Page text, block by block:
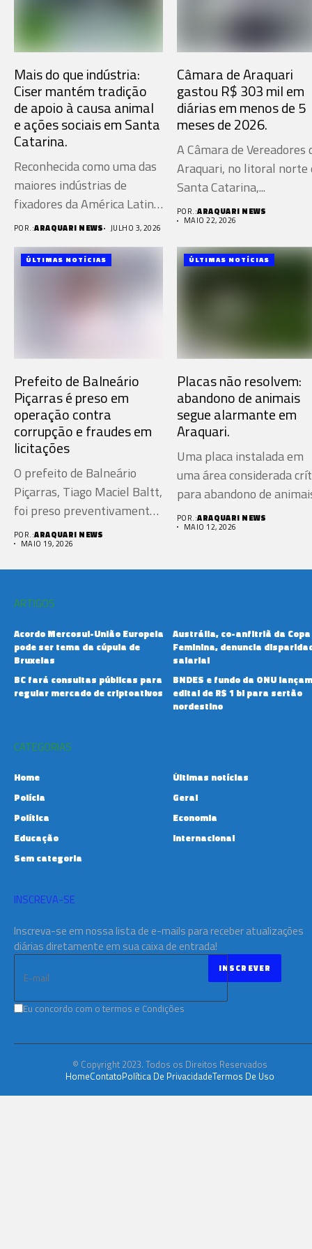
Mais do que indústria:
Ciser mantém tradição
de apoio à causa animal
e ações sociais em Santa
Catarina.
Reconhecida como uma das
maiores indústrias de
fixadores da América Latina
de...
POR.:ARAQUARI NEWS JULHO 3, 2026
Câmara de Araquari
gastou R$ 303 mil em
diárias em menos de 5
meses de 2026.
A Câmara de Vereadores
Araquari, no litoral norte
Santa Catarina,...
POR.:ARAQUARI NEWS
MAIO 22, 2026
ÚLTIMAS NOTÍCIAS
Prefeito de Balneário
Piçarras é preso em
operação contra
corrupção e fraudes em
licitações
O prefeito de Balneário
Piçarras, Tiago Maciel Baltt,
foi preso preventivamente
nesta...
POR.:ARAQUARI NEWS
MAIO 19, 2026
ÚLTIMAS NOTÍCIAS
Placas não resolvem:
abandono de animais
segue alarmante em
Araquari.
Uma placa instalada em
uma área considerada
para abandono de
POR.:ARAQUARI NEWS
MAIO 12, 2026
ARTIGOS
Acordo Mercosul-União Europeia
pode ser tema da cúpula de
Bruxelas
Austrália, co-anfitriã da Copa
Feminina, denuncia
salarial
BC fará consultas públicas para
regular mercado de criptoativos
BNDES e fundo da ONU lançam
edital de R$ 1 bi para sertão
nordestino
CATEGORIAS
Home
Últimas notícias
Polícia
Geral
Política
Economia
Educação
Internacional
Sem categoria
INSCREVA-SE
Inscreva-se em nossa lista de e-mails para receber atualizações
diárias diretamente em sua caixa de entrada!
Eu concordo com o termos e Condições
© Copyright 2023. Todos os Direitos Reservados
HomeContatoPolítica De PrivacidadeTermos De Uso